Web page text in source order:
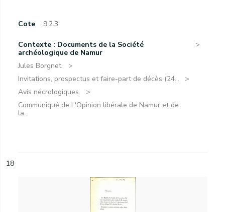
Cote 9.2.3
Contexte : Documents de la Société
archéologique de Namur
Jules Borgnet.
Invitations, prospectus et faire-part de décès (24...
Avis nécrologiques.
Communiqué de L'Opinion libérale de Namur et de
la...
18